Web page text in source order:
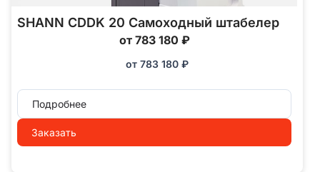
SHANN CDDK 20 Самоходный штабелер
от 783 180 ₽
от 783 180 ₽
Подробнее
Заказать